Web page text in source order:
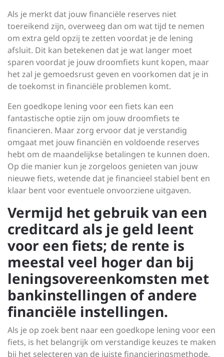
Als je merkt dat jouw financiële reserves niet
toereikend zijn, overweeg dan om wat tijd te nemen
om extra geld opzij te zetten voordat je de lening
afsluit. Dit kan betekenen dat je wat langer moet
sparen voordat je jouw droomfiets kunt kopen, maar
het zal je gemoedsrust geven en voorkomen dat je in
de toekomst in financiële problemen komt.
Een goedkope lening voor een fiets kan een
fantastische optie zijn om jouw droomfiets te
financieren. Maar zorg ervoor dat je verstandig
omgaat met jouw financiën en voldoende reserves
hebt om de maandelijkse betalingen te kunnen doen.
Op die manier kun je zorgeloos genieten van jouw
nieuwe fiets, wetende dat je financieel stabiel bent en
klaar bent voor eventuele onvoorziene uitgaven.
Vermijd het gebruik van een
creditcard als je geld leent
voor een fiets; de rente is
meestal veel hoger dan bij
leningsovereenkomsten met
bankinstellingen of andere
financiële instellingen.
Als je op zoek bent naar een goedkope lening voor een
fiets, is het belangrijk om verstandige keuzes te maken
bij het selecteren van de juiste financieringsmethode.